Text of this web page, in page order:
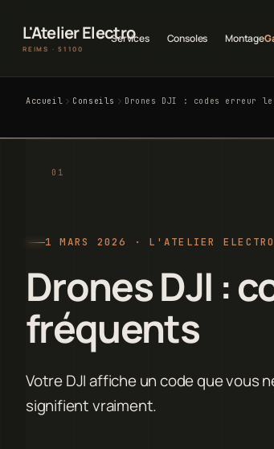
L'Atelier Electro
REIMS · 51100
Services Consoles Montage
Accueil Conseils Drones DJI : codes erreur
1 MARS 2026 · L'ATELIER ELECTRO
Drones DJI :
fréquents
Votre DJI affiche un code que vous
signifient vraiment.